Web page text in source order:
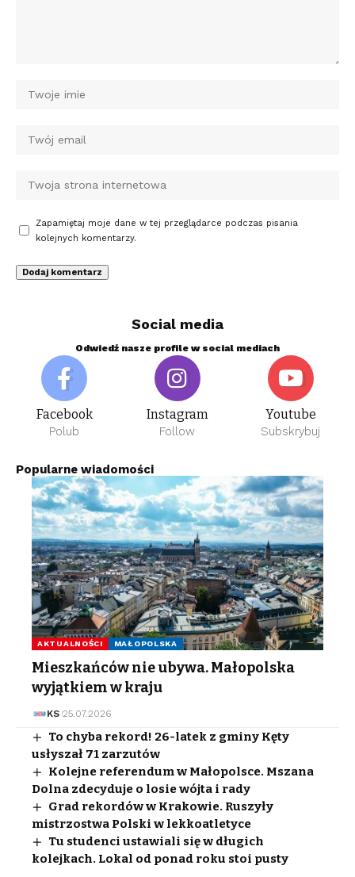
Zapamiętaj moje dane w tej przeglądarce podczas pisania
kolejnych komentarzy.
Social media
Odwiedź nasze profile w social mediach
Facebook
Polub
Instagram
Follow
Youtube
Subskrybuj
Popularne wiadomości
AKTUALNOŚCI MAŁOPOLSKA
Mieszkańców nie ubywa. Małopolska
wyjątkiem w kraju
KS 25.07.2026
To chyba rekord! 26-latek z gminy Kęty
usłyszał 71 zarzutów
Kolejne referendum w Małopolsce. Mszana
Dolna zdecyduje o losie wójta i rady
Grad rekordów w Krakowie. Ruszyły
mistrzostwa Polski w lekkoatletyce
Tu studenci ustawiali się w długich
kolejkach. Lokal od ponad roku stoi pusty